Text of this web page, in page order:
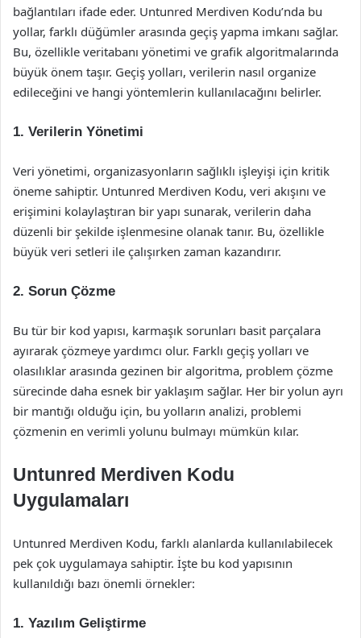
bağlantıları ifade eder. Untunred Merdiven Kodu’nda bu
yollar, farklı düğümler arasında geçiş yapma imkanı sağlar.
Bu, özellikle veritabanı yönetimi ve grafik algoritmalarında
büyük önem taşır. Geçiş yolları, verilerin nasıl organize
edileceğini ve hangi yöntemlerin kullanılacağını belirler.
1. Verilerin Yönetimi
Veri yönetimi, organizasyonların sağlıklı işleyişi için kritik
öneme sahiptir. Untunred Merdiven Kodu, veri akışını ve
erişimini kolaylaştıran bir yapı sunarak, verilerin daha
düzenli bir şekilde işlenmesine olanak tanır. Bu, özellikle
büyük veri setleri ile çalışırken zaman kazandırır.
2. Sorun Çözme
Bu tür bir kod yapısı, karmaşık sorunları basit parçalara
ayırarak çözmeye yardımcı olur. Farklı geçiş yolları ve
olasılıklar arasında gezinen bir algoritma, problem çözme
sürecinde daha esnek bir yaklaşım sağlar. Her bir yolun ayrı
bir mantığı olduğu için, bu yolların analizi, problemi
çözmenin en verimli yolunu bulmayı mümkün kılar.
Untunred Merdiven Kodu
Uygulamaları
Untunred Merdiven Kodu, farklı alanlarda kullanılabilecek
pek çok uygulamaya sahiptir. İşte bu kod yapısının
kullanıldığı bazı önemli örnekler:
1. Yazılım Geliştirme